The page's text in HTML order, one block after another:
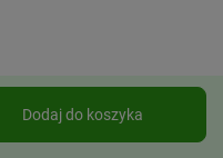
Dodaj do koszyka